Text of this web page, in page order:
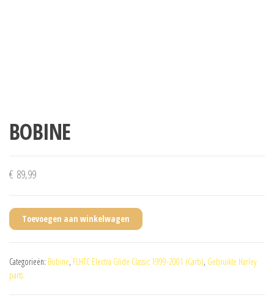
BOBINE
€ 89,99
Toevoegen aan winkelwagen
Categorieën: Bobine, FLHTC Electra Glide Classic 1999-2001 (Carb), Gebruikte Harley
parts